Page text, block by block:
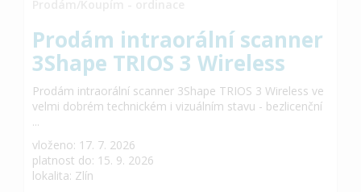
Prodám intraorální scanner
3Shape TRIOS 3 Wireless
Prodám intraorální scanner 3Shape TRIOS 3 Wireless ve
velmi dobrém technickém i vizuálním stavu - bezlicenční
...
vloženo: 17. 7. 2026
platnost do: 15. 9. 2026
lokalita: Zlín